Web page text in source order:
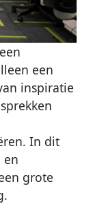
een
inspiratie
In dit
en
grote